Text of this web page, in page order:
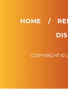
HOME
COPYRIGHT ©